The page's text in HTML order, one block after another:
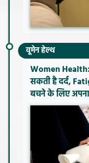
वूमेन हेल्थ
Women Health:
सकती है दर्द,
बचने के लिए